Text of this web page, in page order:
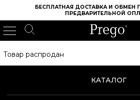
БЕСПЛАТНАЯ ДОСТАВКА И ОБМЕН
ПРЕДВАРИТЕЛЬНОЙ
ИНТЕРНЕТ МАГАЗИН ОБУВИ PREGO /
ЖЕНСКИЕ ТУФЛИ
ТУФЛИ НА ШПИЛЬКЕ
Товар распродан
КАТАЛОГ